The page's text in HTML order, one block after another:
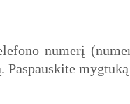
numerį
Paspauskite